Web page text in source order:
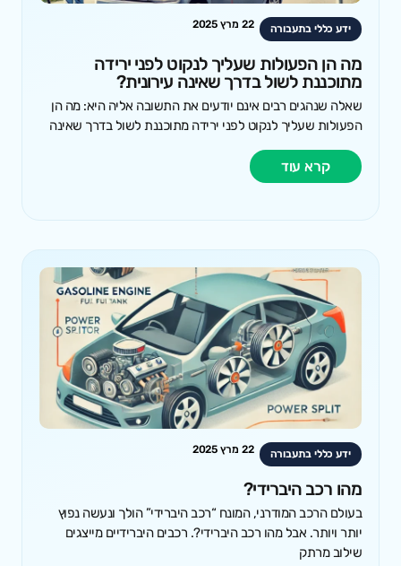
ידע כללי בתעבורה 22 מרץ 2025
מה הן הפעולות שעליך לנקוט לפני ירידה
מתוכננת לשול בדרך שאינה עירונית?
שאלה שנהגים רבים אינם יודעים את התשובה אליה היא: מה הן
הפעולות שעליך לנקוט לפני ירידה מתוכננת לשול בדרך שאינה
קרא עוד
ידע כללי בתעבורה 22 מרץ 2025
מהו רכב היברידי?
בעולם הרכב המודרני, המונח “רכב היברידי” הולך ונעשה נפוץ
יותר ויותר. אבל מהו רכב היברידי?. רכבים היברידיים מייצגים
שילוב מרתק